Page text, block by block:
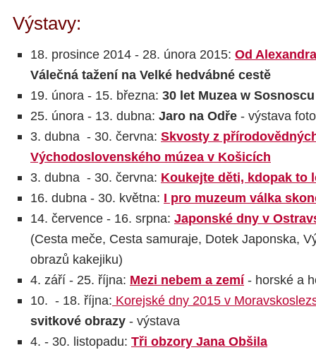
Výstavy:
18. prosince 2014 - 28. února 2015: Od
Válečná tažení na Velké hedvábné cestě
19. února - 15. března: 30 let Muzea w Sosnoscu
25. února - 13. dubna: Jaro na Odře - výstava
3. dubna - 30. června: Skvosty z
Východoslovenského múzea v Košicích
3. dubna - 30. června: Koukejte děti, kdopak to
16. dubna - 30. května: I pro muzeum válka
14. července - 16. srpna: Japonské dny v
(Cesta meče, Cesta samuraje, Dotek Japonska,
obrazů kakejiku)
4. září - 25. října: Mezi nebem a zemí- horské a
10. - 18. října: Korejské dny 2015 v
svitkové obrazy - výstava
4. - 30. listopadu: Tři obzory Jana Obšila